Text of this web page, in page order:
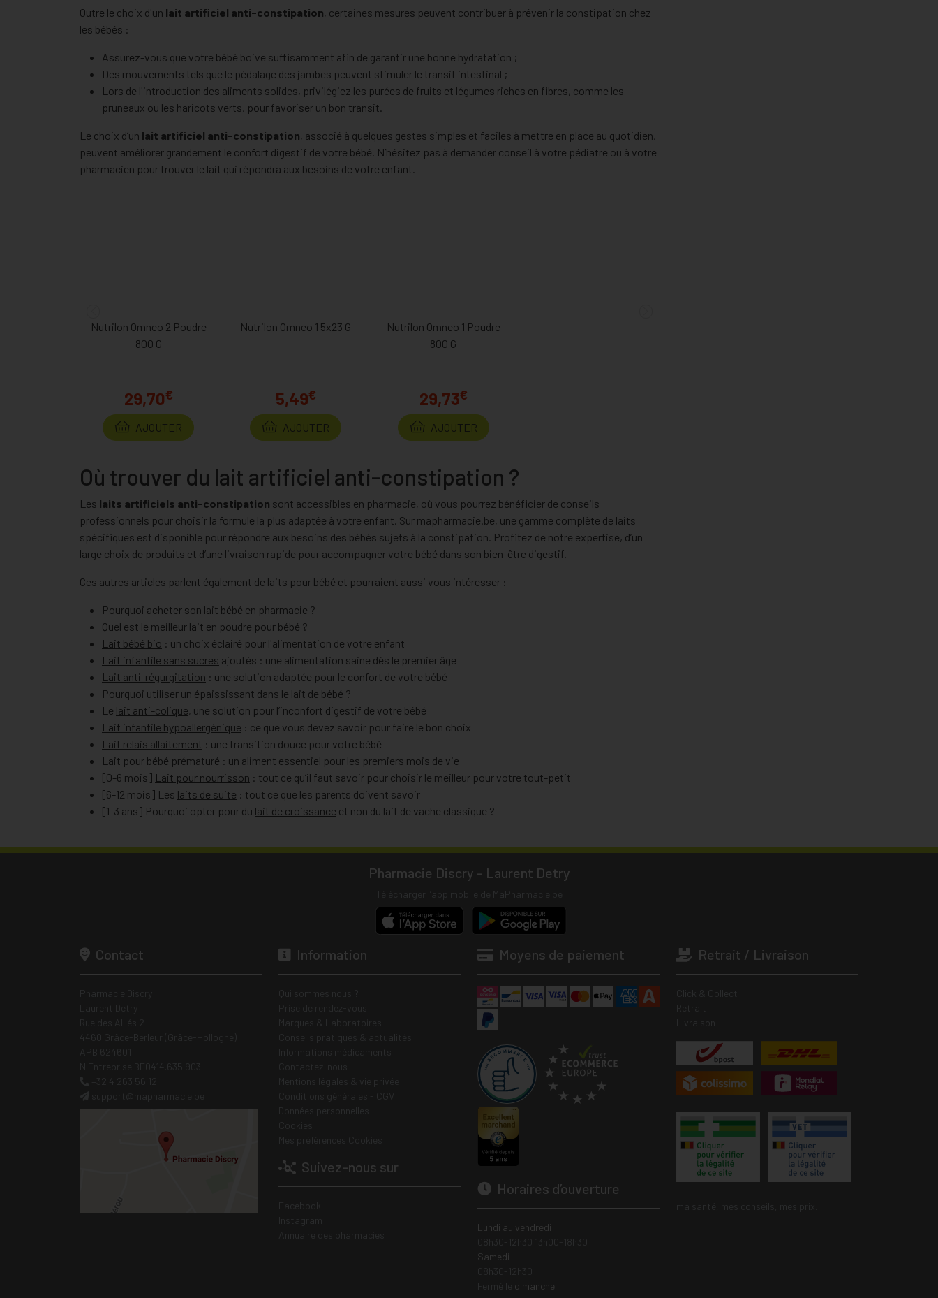
Outre le choix d'un lait artificiel anti-constipation, certaines mesures peuvent contribuer à prévenir la constipation chez
les bébés :
Assurez-vous que votre bébé boive suffisamment afin de garantir une bonne hydratation ;
Des mouvements tels que le pédalage des jambes peuvent stimuler le transit intestinal ;
Lors de l'introduction des aliments solides, privilégiez les purées de fruits et légumes riches en fibres, comme les
pruneaux ou les haricots verts, pour favoriser un bon transit.
Le choix d’un lait artificiel anti-constipation, associé à quelques gestes simples et faciles à mettre en place au quotidien,
peuvent améliorer grandement le confort digestif de votre bébé. N’hésitez pas à demander conseil à votre pédiatre ou à votre
pharmacien pour trouver le lait qui répondra aux besoins de votre enfant.
Nutrilon Omneo 2 Poudre
800 G
29,70€
AJOUTER
Nutrilon Omneo 1 5x23 G
5,49€
AJOUTER
Nutrilon Omneo 1 Poudre
800 G
29,73€
AJOUTER
Où trouver du lait artificiel anti-constipation ?
Les laits artificiels anti-constipation sont accessibles en pharmacie, où vous pourrez bénéficier de conseils
professionnels pour choisir la formule la plus adaptée à votre enfant. Sur mapharmacie.be, une gamme complète de laits
spécifiques est disponible pour répondre aux besoins des bébés sujets à la constipation. Profitez de notre expertise, d’un
large choix de produits et d’une livraison rapide pour accompagner votre bébé dans son bien-être digestif.
Ces autres articles parlent également de laits pour bébé et pourraient aussi vous intéresser :
Pourquoi acheter son lait bébé en pharmacie ?
Quel est le meilleur lait en poudre pour bébé ?
Lait bébé bio : un choix éclairé pour l'alimentation de votre enfant
Lait infantile sans sucres ajoutés : une alimentation saine dès le premier âge
Lait anti-régurgitation : une solution adaptée pour le confort de votre bébé
Pourquoi utiliser un épaississant dans le lait de bébé ?
Le lait anti-colique, une solution pour l’inconfort digestif de votre bébé
Lait infantile hypoallergénique : ce que vous devez savoir pour faire le bon choix
Lait relais allaitement : une transition douce pour votre bébé
Lait pour bébé prématuré : un aliment essentiel pour les premiers mois de vie
[0-6 mois] Lait pour nourrisson : tout ce qu’il faut savoir pour choisir le meilleur pour votre tout-petit
[6-12 mois] Les laits de suite : tout ce que les parents doivent savoir
[1-3 ans] Pourquoi opter pour du lait de croissance et non du lait de vache classique ?
Pharmacie Discry - Laurent Detry
Contact Information
Suivez-nous sur
Moyens de paiement
Horaires d’ouverture
Lundi au vendredi
Samedi
dimanche
Retrait / Livraison